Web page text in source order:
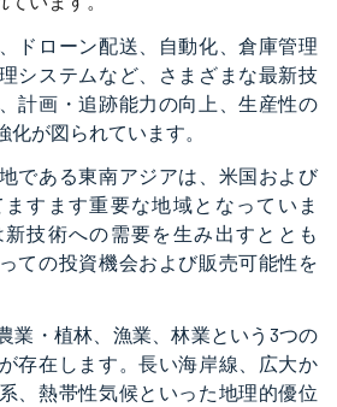
ドローン配送、自動化、倉庫管理
システムなど、さまざまな最新技
計画・追跡能力の向上、生産性の
が図られています。
である東南アジアは、米国および
すます重要な地域となっていま
技術への需要を生み出すととも
ての投資機会および販売可能性を
業・植林、漁業、林業という3つの
存在します。長い海岸線、広大か
、熱帯性気候といった地理的優位